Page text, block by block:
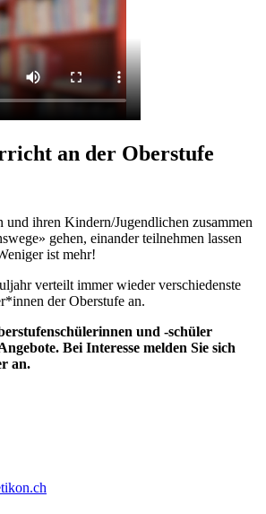
an der Oberstufe
ihren Kindern/Jugendlichen zusammen
gehen, einander teilnehmen lassen
ist mehr!
verteilt immer wieder verschiedenste
der Oberstufe an.
und -schüler
Bei Interesse melden Sie sich
an.